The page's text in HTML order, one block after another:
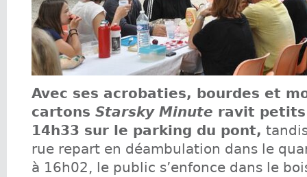
Avec ses acrobaties, bourdes et
cartons Starsky Minute ravit
14h33 sur le parking du pont,
rue repart en déambulation dans le
à 16h02, le public s’enfonce dans le